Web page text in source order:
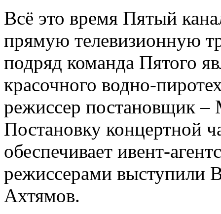
Всё это время Пятый
прямую телевизионную
подряд команда Пятого
красочного водно-
режиссер постановщик –
Постановку концертной
обеспечивает ивент-
режиссерами выступили
Ахтямов.